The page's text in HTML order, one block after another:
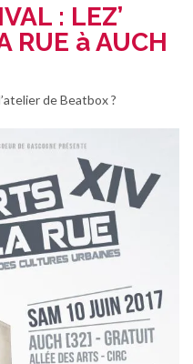
: LEZ’
RUE à AUCH
de Beatbox ?